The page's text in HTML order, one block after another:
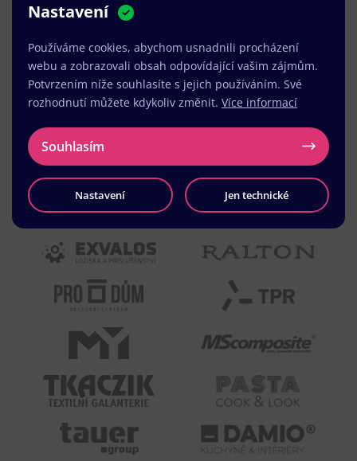
MUDr. Radek Vyšohlíd
VENART s.r.o.
Nastavení
Používáme cookies, abychom usnadnili procházení
webu a zobrazovali obsah odpovídající vašim zájmům.
Potvrzením níže souhlasíte s jejich používáním. Své
rozhodnutí můžete kdykoliv změnit. Více informací
Souhlasím
Nastavení Jen technické